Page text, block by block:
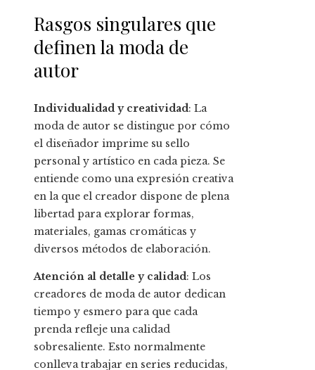
Rasgos singulares que
definen la moda de
autor
Individualidad y creatividad: La
moda de autor se distingue por cómo
el diseñador imprime su sello
personal y artístico en cada pieza. Se
entiende como una expresión creativa
en la que el creador dispone de plena
libertad para explorar formas,
materiales, gamas cromáticas y
diversos métodos de elaboración.
Atención al detalle y calidad: Los
creadores de moda de autor dedican
tiempo y esmero para que cada
prenda refleje una calidad
sobresaliente. Esto normalmente
conlleva trabajar en series reducidas,